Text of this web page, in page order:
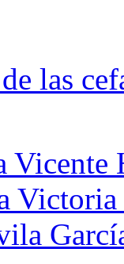
las
Vicente
Victoria